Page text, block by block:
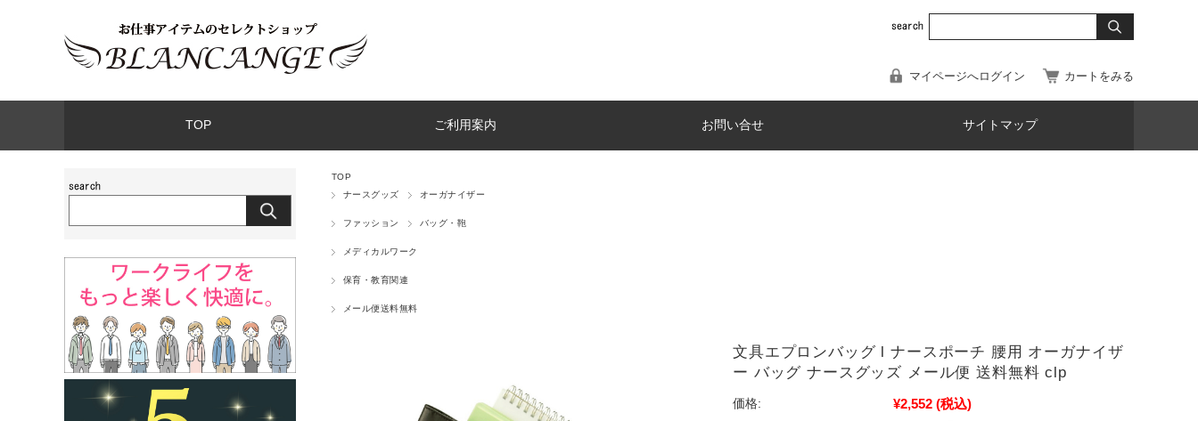
マイページへログイン カートをみる
TOP ご利用案内 お問い合せ サイトマップ
TOP
ナースグッズ
オーガナイザー
ファッション バッグ・鞄
メディカルワーク
保育・教育関連
メール便送料無料
文具エプロンバッグ l ナースポーチ 腰用 オーガナイザ
ー バッグ ナースグッズ メール便 送料無料 clp
価格: ¥2,552 (税込)